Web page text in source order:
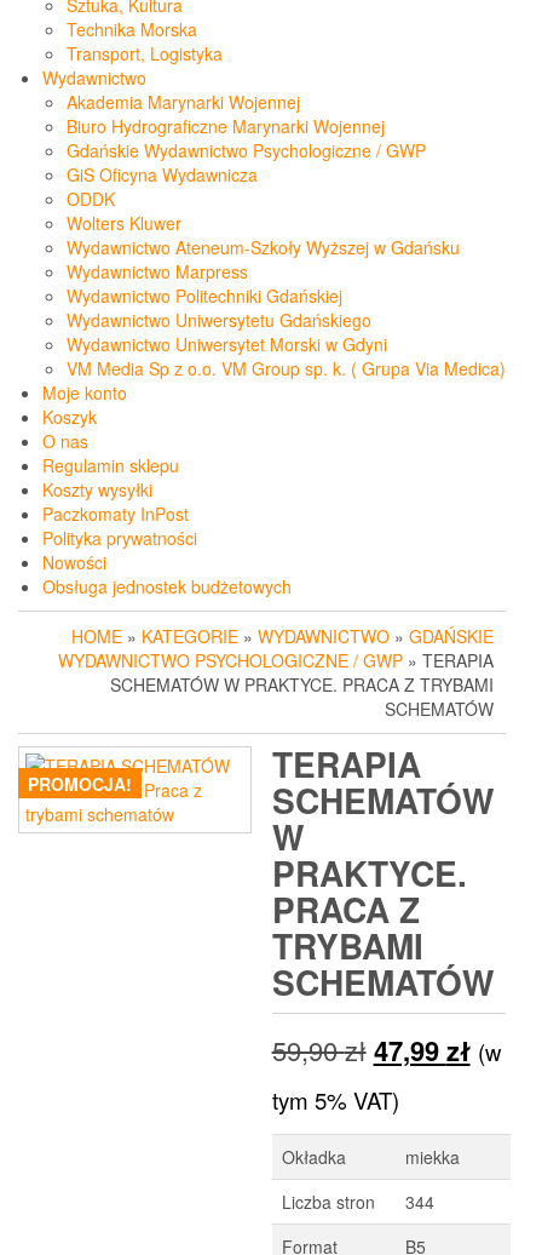
Sztuka, Kultura
Technika Morska
Transport, Logistyka
Wydawnictwo
Akademia Marynarki Wojennej
Biuro Hydrograficzne Marynarki Wojennej
Gdańskie Wydawnictwo Psychologiczne / GWP
GiS Oficyna Wydawnicza
ODDK
Wolters Kluwer
Wydawnictwo Ateneum-Szkoły Wyższej w Gdańsku
Wydawnictwo Marpress
Wydawnictwo Politechniki Gdańskiej
Wydawnictwo Uniwersytetu Gdańskiego
Wydawnictwo Uniwersytet Morski w Gdyni
VM Media Sp z o.o. VM Group sp. k. ( Grupa Via Medica)
Moje konto
Koszyk
O nas
Regulamin sklepu
Koszty wysyłki
Paczkomaty InPost
Polityka prywatności
Nowości
Obsługa jednostek budżetowych
HOME » KATEGORIE » WYDAWNICTWO » GDAŃSKIE
WYDAWNICTWO PSYCHOLOGICZNE / GWP » TERAPIA
SCHEMATÓW W PRAKTYCE. PRACA Z TRYBAMI
SCHEMATÓW
PROMOCJA! TERAPIA
SCHEMATÓW
W
PRAKTYCE.
PRACA Z
TRYBAMI
SCHEMATÓW
59,90zł Pierwotna
cena
wynosiła:
59,90 zł.
47,99zł
47,99
(w
tym 5% VAT)
Okładka
miekka
Liczba stron
344
Format
B5